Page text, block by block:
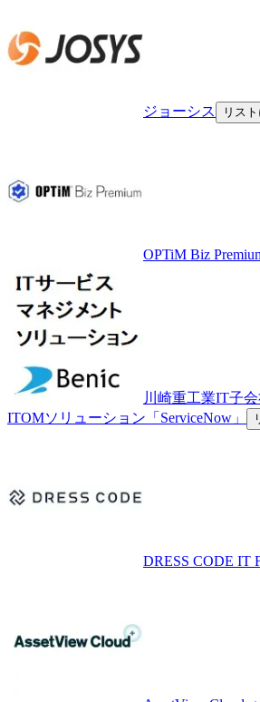
ジョーシス リス
OPTiM Biz
川崎重工業IT子
ITOMソリューション「ServiceNow」
DRESS CODE IT